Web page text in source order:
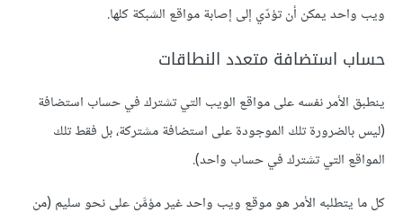
ويب واحد يمكن أن تؤدّي إلى إصابة مواقع الشبكة كلها.
حساب استضافة متعدد النطاقات
ينطبق الأمر نفسه على مواقع الويب التي تشترك في حساب استضافة
(ليس بالضرورة تلك الموجودة على استضافة مشتركة، بل فقط تلك
المواقع التي تشترك في حساب واحد).
كل ما يتطلبه الأمر هو موقع ويب واحد غير مؤمَّن على نحو سليم (من